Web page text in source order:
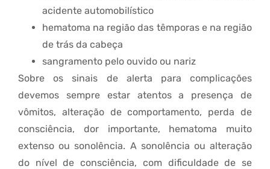
acidente automobilístico
hematoma na região das têmporas e na região
de trás da cabeça
sangramento pelo ouvido ou nariz
Sobre os sinais de alerta para complicações
devemos sempre estar atentos a presença de
vômitos, alteração de comportamento, perda de
consciência, dor importante, hematoma muito
extenso ou sonolência. A sonolência ou alteração
do nível de consciência, com dificuldade de se